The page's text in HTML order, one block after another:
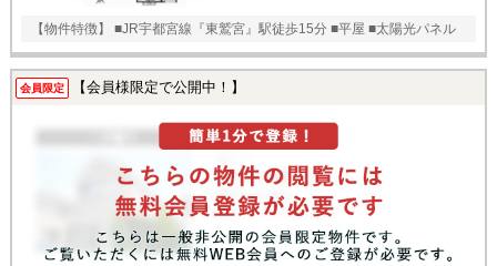
【物件特徴】 ■JR宇都宮線『東鷲宮』駅徒歩15分 ■平屋 ■太陽光パネル
会員限定 【会員様限定で公開中！】